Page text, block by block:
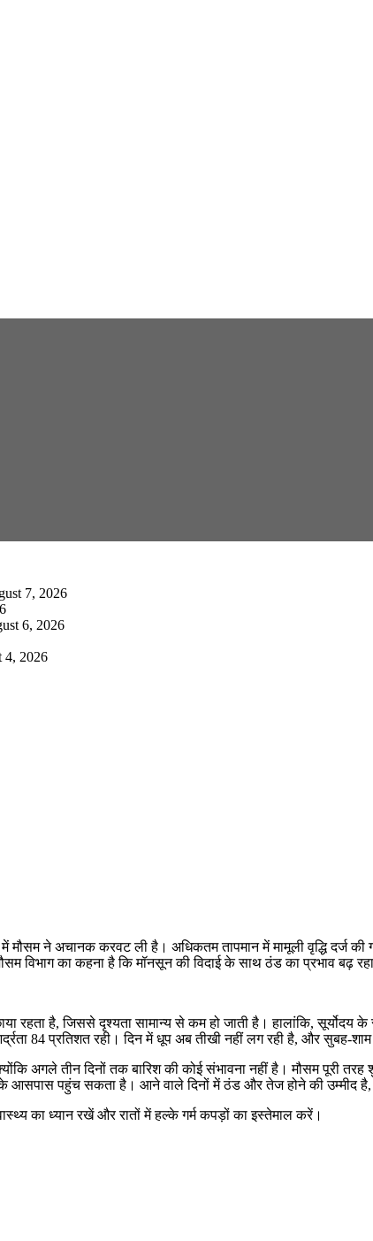
7, 2026
6, 2026
4, 2026
में मौसम ने अचानक करवट ली है। अधिकतम तापमान में मामूली वृद्धि दर्ज
का कहना है कि मॉनसून की विदाई के साथ ठंड का प्रभाव बढ़
रहता है, जिससे दृश्यता सामान्य से कम हो जाती है। हालांकि,
84 प्रतिशत रही। दिन में धूप अब तीखी नहीं लग रही है, और सुबह-शाम
अगले तीन दिनों तक बारिश की कोई संभावना नहीं है। मौसम पूरी
के आसपास पहुंच सकता है। आने वाले दिनों में ठंड और तेज होने की उम्मीद
का ध्यान रखें और रातों में हल्के गर्म कपड़ों का इस्तेमाल करें।